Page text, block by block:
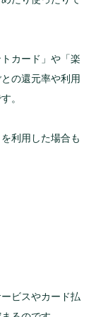
カード」や「楽
の還元率や利用
。
利用した場合も
ビスやカード払